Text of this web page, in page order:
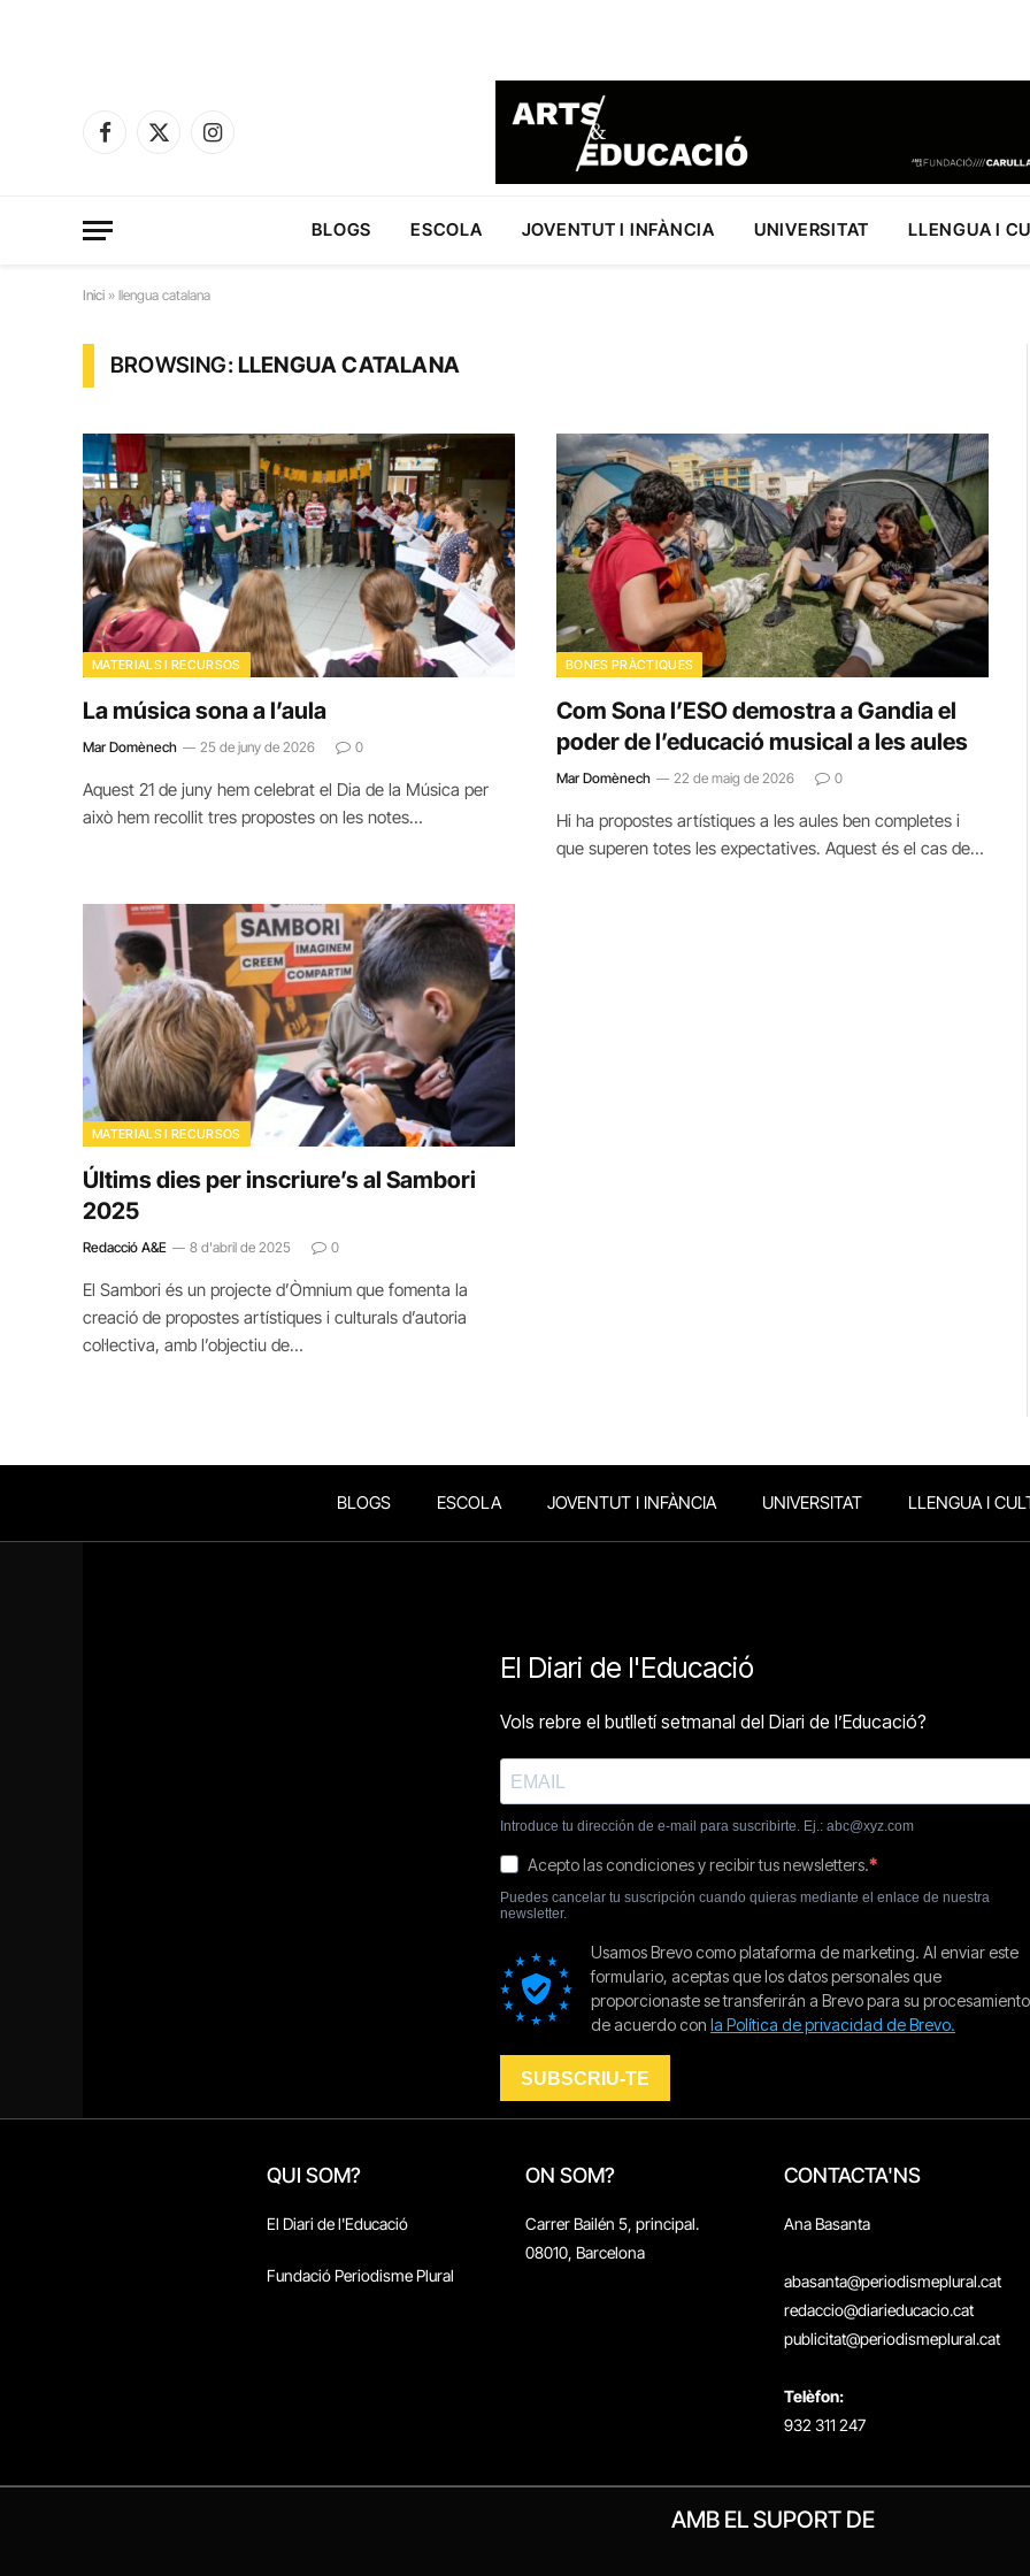
Facebook
X
Instagram
BLOGS ESCOLA JOVENTUT I INFÀNCIA UNIVERSITAT LLENGUA I
Inici » llengua catalana
BROWSING:LLENGUA CATALANA
MATERIALS I RECURSOS
La música sona a l’aula
Mar Domènech 25 de juny de 2026 0
Aquest 21 de juny hem celebrat el Dia de la Música per
això hem recollit tres propostes on les notes…
BONES PRÀCTIQUES
Com Sona l’ESO demostra a Gandia el
poder de l’educació musical a les aules
Mar Domènech 22 de maig de 2026 0
Hi ha propostes artístiques a les aules ben completes i
que superen totes les expectatives. Aquest és el cas de…
MATERIALS I RECURSOS
Últims dies per inscriure’s al Sambori
2025
Redacció A&E 8 d'abril de 2025 0
El Sambori és un projecte d’Òmnium que fomenta la
creació de propostes artístiques i culturals d’autoria
col·lectiva, amb l’objectiu de…
BLOGS ESCOLA JOVENTUT I INFÀNCIA UNIVERSITAT LLENGUA I
QUI SOM?
El Diari de l'Educació
Fundació Periodisme Plural
ON SOM?
Carrer Bailén 5, principal.
08010, Barcelona
CONTACTA'NS
Ana Basanta
abasanta@periodismeplural.cat
redaccio@diarieducacio.cat
publicitat@periodismeplural.cat
Telèfon:
932 311 247
AMB EL SUPORT DE